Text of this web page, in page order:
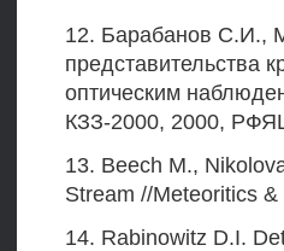
12. Барабанов С.И.,
представительства
оптическим
КЗЗ-2000, 2000,
13. Beech М.,
Stream //Meteoritics
14. Rabinowitz D.I.